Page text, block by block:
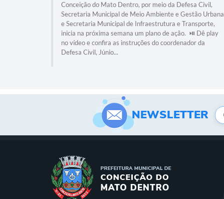
Conceição do Mato Dentro, por meio da Defesa Civil,
Secretaria Municipal de Meio Ambiente e Gestão Urbana
e Secretaria Municipal de Infraestrutura e Transporte,
inicia na próxima semana um plano de ação. ⏯️ Dê play
no vídeo e confira as instruções do coordenador da
Defesa Civil, Júnio...
NEWSLETTER